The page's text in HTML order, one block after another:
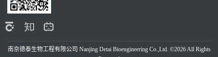
南京德泰生物工程有限公司 Nanjing Detai Bioengineering Co.,Ltd. ©2026 All Rights